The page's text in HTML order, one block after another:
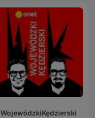
WojewódzkiKędzierski